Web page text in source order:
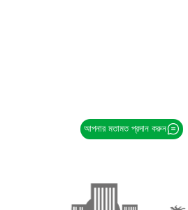
আপনার মতামত প্রদান করুন